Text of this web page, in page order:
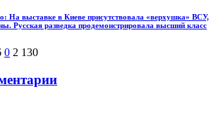
На выставке в Киеве присутствовала «верхушка» ВСУ,
Русская разведка продемонстрировала высший класс
0 2 130